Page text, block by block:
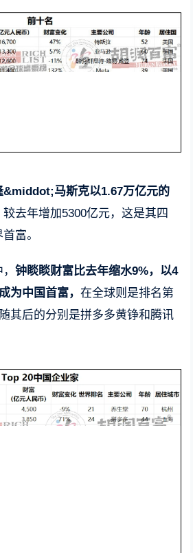
&middot;马斯克以1.67万亿元的
较去年增加5300亿元，这是其四
富。
，钟睒睒财富比去年缩水9%，以4
为中国首富，在全球则是排名第
其后的分别是拼多多黄铮和腾讯